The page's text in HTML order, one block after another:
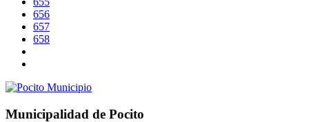
656
657
658
Municipalidad de Pocito